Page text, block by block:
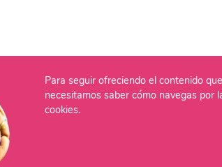
Para seguir ofreciendo el contenido
necesitamos saber cómo navegas por
cookies.